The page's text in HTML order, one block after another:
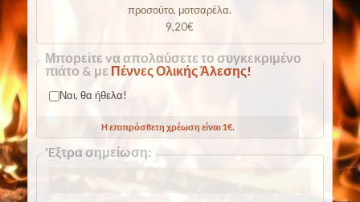
προσούτο, μοτσαρέλα.
9,20€
Μπορείτε vα απολαύσετε το συγκεκριμένο
πιάτο & με Πέννες Ολικής Άλεσης!
Ναι, θα ήθελα!
Η επιπρόσθετη χρέωση είναι 1€.
Hidden
'Eξτρα σημείωση: